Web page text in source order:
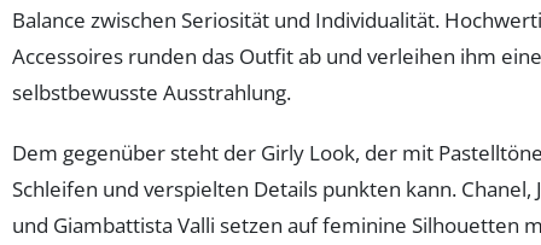
Balance zwischen Seriosität und Individualität.
Accessoires runden das Outfit ab und verleihen ihm eine
selbstbewusste Ausstrahlung.
Dem gegenüber steht der Girly Look, der mit
Schleifen und verspielten Details punkten kann. Chanel,
und Giambattista Valli setzen auf feminine Silhouetten